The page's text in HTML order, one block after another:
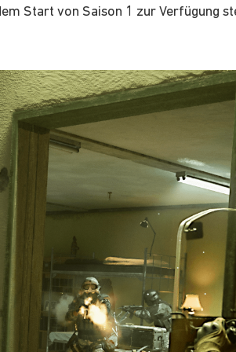
Start von Saison 1 zur Verfügung